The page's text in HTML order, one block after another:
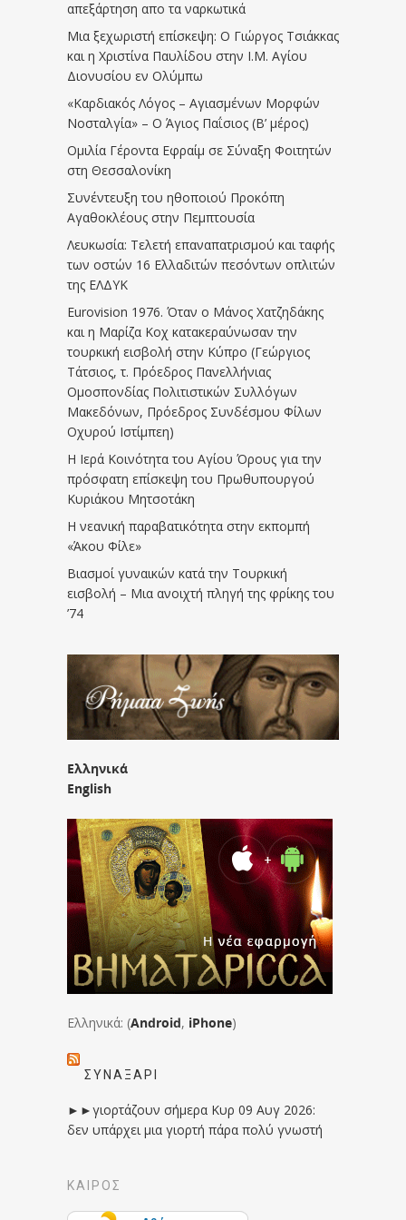
απεξάρτηση απο τα ναρκωτικά
Μια ξεχωριστή επίσκεψη: Ο Γιώργος Τσιάκκας
και η Χριστίνα Παυλίδου στην Ι.Μ. Αγίου
Διονυσίου εν Ολύμπω
«Καρδιακός Λόγος – Αγιασμένων Μορφών
Νοσταλγία» – Ο Άγιος Παΐσιος (Β’ μέρος)
Ομιλία Γέροντα Εφραίμ σε Σύναξη Φοιτητών
στη Θεσσαλονίκη
Συνέντευξη του ηθοποιού Προκόπη
Αγαθοκλέους στην Πεμπτουσία
Λευκωσία: Τελετή επαναπατρισμού και ταφής
των οστών 16 Ελλαδιτών πεσόντων οπλιτών
της ΕΛΔΥΚ
Eurovision 1976. Όταν ο Μάνος Χατζηδάκης
και η Μαρίζα Κοχ κατακεραύνωσαν την
τουρκική εισβολή στην Κύπρο (Γεώργιος
Τάτσιος, τ. Πρόεδρος Πανελλήνιας
Ομοσπονδίας Πολιτιστικών Συλλόγων
Μακεδόνων, Πρόεδρος Συνδέσμου Φίλων
Οχυρού Ιστίμπεη)
Η Ιερά Κοινότητα του Αγίου Όρους για την
πρόσφατη επίσκεψη του Πρωθυπουργού
Κυριάκου Μητσοτάκη
Η νεανική παραβατικότητα στην εκπομπή
«Άκου Φίλε»
Βιασμοί γυναικών κατά την Τουρκική
εισβολή – Μια ανοιχτή πληγή της φρίκης του
’74
Ελληνικά
English
Ελληνικά: (Android, iPhone)
ΣΥΝΑΞΆΡΙ
►►γιορτάζουν σήμερα Κυρ 09 Αυγ 2026:
δεν υπάρχει μια γιορτή πάρα πολύ γνωστή
ΚΑΙΡΟΣ